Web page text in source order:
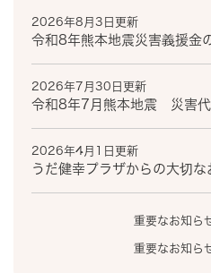
2026年8月3日更新
令和8年熊本地震災害義援金
2026年7月30日更新
令和8年7月熊本地震 災害
2026年4月1日更新
うだ健幸プラザからの大切な
重要なお知ら
重要なお知ら